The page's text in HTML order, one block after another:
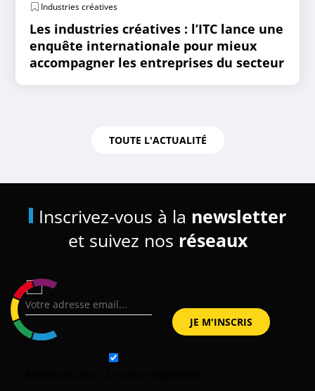
Industries créatives
Les industries créatives : l’ITC lance une
enquête internationale pour mieux
accompagner les entreprises du secteur
TOUTE L'ACTUALITÉ
Inscrivez-vous à la newsletter
et suivez nos réseaux